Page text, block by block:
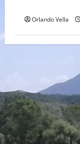
Orlando Vella